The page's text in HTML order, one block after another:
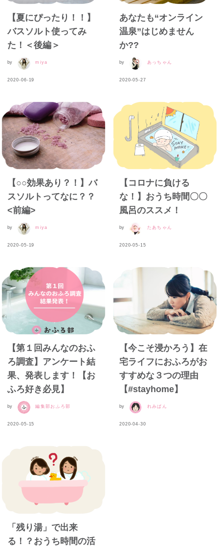
【夏にぴったり！！】
バスソルト使ってみ
た！＜後編＞
by miya
2020-06-19
あなたも“オンライン
温泉”はじめません
か??
by あっちゃん
2020-05-27
【○○効果あり？！】バ
スソルトってなに？？
<前編>
by miya
2020-05-19
【コロナに負ける
な！】おうち時間〇〇
風呂のススメ！
by たあちゃん
2020-05-15
【第１回みんなのおふ
ろ調査】アンケート結
果、発表します！【お
ふろ好き必見】
by 編集部おふろ部
2020-05-15
【今こそ浸かろう】在
宅ライフにおふろがお
すすめな３つの理由
【#stayhome】
by れみぱん
2020-04-30
「残り湯」で出来
る！？おうち時間の活